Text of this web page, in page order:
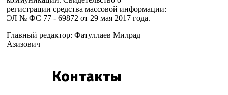
регистрации средства массовой информации:
ЭЛ № ФС 77 - 69872 от 29 мая 2017 года.
Главный редактор: Фатуллаев Милрад
Азизович
Контакты